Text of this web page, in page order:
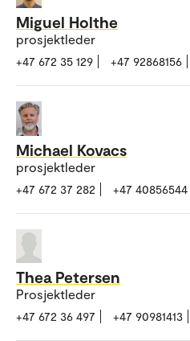
Miguel Holthe
prosjektleder
+47 672 35 129 +47 92868156
Michael Kovacs
prosjektleder
+47 672 37 282 +47 40856544
Thea Petersen
Prosjektleder
+47 672 36 497 +47 90981413